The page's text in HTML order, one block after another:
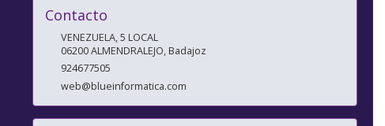
Contacto
VENEZUELA, 5 LOCAL
06200ALMENDRALEJO,Badajoz
924677505
web@blueinformatica.com